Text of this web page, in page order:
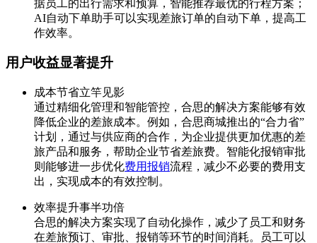
据员工的出行需求和预算，智能推荐最优的行程方案；
AI自动下单助手可以实现差旅订单的自动下单，提高工
作效率。
用户收益显著提升
成本节省立竿见影
通过精细化管理和智能管控，合思的解决方案能够有效
降低企业的差旅成本。例如，合思商城推出的“合力省”
计划，通过与供应商的合作，为企业提供更加优惠的差
旅产品和服务，帮助企业节省差旅费。智能化报销审批
则能够进一步优化费用报销流程，减少不必要的费用支
出，实现成本的有效控制。
效率提升事半功倍
合思的解决方案实现了自动化操作，减少了员工和财务
在差旅预订、审批、报销等环节的时间消耗。员工可以